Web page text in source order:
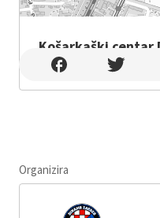
Košarkaški centar
Košarkaški centar Dražen
Organizira